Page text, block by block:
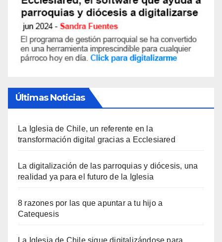
Últimas Noticias
La Iglesia de Chile, un referente en la
transformación digital gracias a Ecclesiared
La digitalización de las parroquias y diócesis, una
realidad ya para el futuro de la Iglesia
8 razones por las que apuntar a tu hijo a
Catequesis
La Iglesia de Chile sigue digitalizándose para